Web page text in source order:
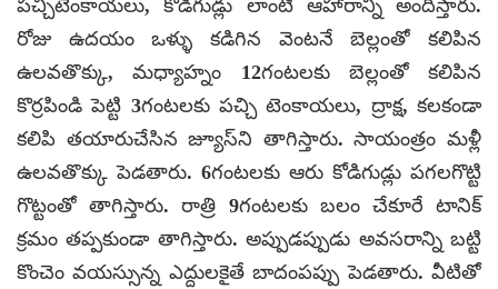
పచ్చిటెంకాయలు, కోడిగుడ్లు లాంటి ఆహారాన్ని అందిస్తారు.
రోజు ఉదయం ఒళ్ళు కడిగిన వెంటనే బెల్లంతో కలిపిన
ఉలవతొక్కు, మధ్యాహ్నం 12గంటలకు బెల్లంతో కలిపిన
కొర్రపిండి పెట్టి 3గంటలకు పచ్చి టెంకాయలు, ద్రాక్ష, కలకండా
కలిపి తయారుచేసిన జ్యూస్‌ని తాగిస్తారు. సాయంత్రం మళ్లీ
ఉలవతొక్కు పెడతారు. 6గంటలకు ఆరు కోడిగుడ్లు పగలగొట్టి
గొట్టంతో తాగిస్తారు. రాత్రి 9గంటలకు బలం చేకూరే టానిక్
క్రమం తప్పకుండా తాగిస్తారు. అప్పుడప్పుడు అవసరాన్ని బట్టి
కొంచెం వయస్సున్న ఎద్దులకైతే బాదంపప్పు పెడతారు. వీటితో